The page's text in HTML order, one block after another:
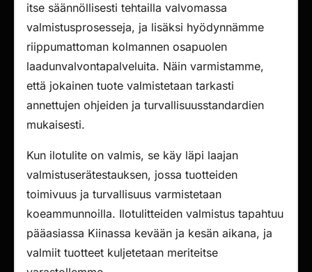
itse säännöllisesti tehtailla valvomassa
valmistusprosesseja, ja lisäksi hyödynnämme
riippumattoman kolmannen osapuolen
laadunvalvontapalveluita. Näin varmistamme,
että jokainen tuote valmistetaan tarkasti
annettujen ohjeiden ja turvallisuusstandardien
mukaisesti.
Kun ilotulite on valmis, se käy läpi laajan
valmistuserätestauksen, jossa tuotteiden
toimivuus ja turvallisuus varmistetaan
koeammunnoilla. Ilotulitteiden valmistus tapahtuu
pääasiassa Kiinassa kevään ja kesän aikana, ja
valmiit tuotteet kuljetetaan meriteitse